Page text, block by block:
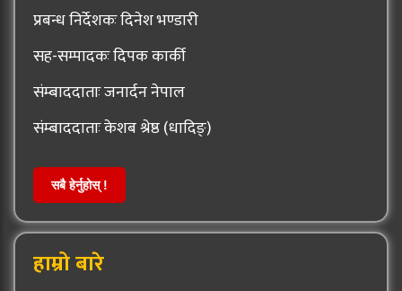
प्रबन्ध निर्देशकः दिनेश भण्डारी
सह-सम्पादकः दिपक कार्की
संम्बाददाताः जनार्दन नेपाल
संम्बाददाताः केशब श्रेष्ठ (धादिङ्)
सबै हेर्नुहोस् !
हाम्रो बारे